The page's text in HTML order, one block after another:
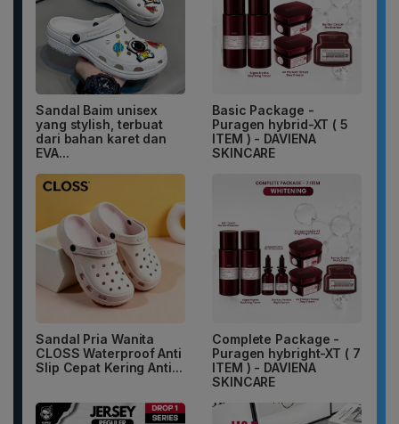
Sandal Baim unisex
yang stylish, terbuat
dari bahan karet dan
EVA...
Basic Package -
Puragen hybrid-XT ( 5
ITEM ) - DAVIENA
SKINCARE
Sandal Pria Wanita
CLOSS Waterproof Anti
Slip Cepat Kering Anti...
Complete Package -
Puragen hybright-XT ( 7
ITEM ) - DAVIENA
SKINCARE